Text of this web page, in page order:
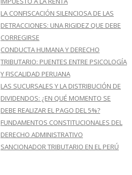
LA CONFISCACIÓN SILENCIOSA DE LAS
DETRACCIONES: UNA RIGIDEZ QUE DEBE
CORREGIRSE
CONDUCTA HUMANA Y DERECHO
TRIBUTARIO: PUENTES ENTRE PSICOLOGÍA
Y FISCALIDAD PERUANA
LAS SUCURSALES Y LA DISTRIBUCIÓN DE
DIVIDENDOS: ¿EN QUÉ MOMENTO SE
DEBE REALIZAR EL PAGO DEL 5%?
FUNDAMENTOS CONSTITUCIONALES DEL
DERECHO ADMINISTRATIVO
SANCIONADOR TRIBUTARIO EN EL PERÚ